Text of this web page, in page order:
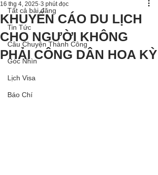
Tất cả bài đăng
Tin Tức
Câu Chuyện Thành Công
Góc Nhìn
Lịch Visa
Báo Chí
KHUYẾN CÁO DU LỊCH
CHO NGƯỜI KHÔNG
PHẢI CÔNG DÂN HOA KỲ
16 thg 4, 2025 3 phút đọc